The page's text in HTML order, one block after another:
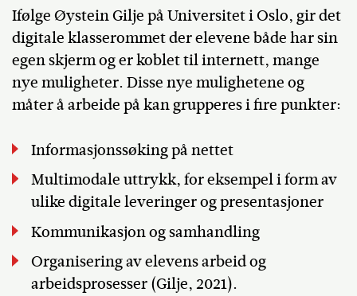
Ifølge Øystein Gilje på Universitet i Oslo, gir det
digitale klasserommet der elevene både har sin
egen skjerm og er koblet til internett, mange
nye muligheter. Disse nye mulighetene og
måter å arbeide på kan grupperes i fire punkter:
Informasjonssøking på nettet
Multimodale uttrykk, for eksempel i form av
ulike digitale leveringer og presentasjoner
Kommunikasjon og samhandling
Organisering av elevens arbeid og
arbeidsprosesser (Gilje, 2021).